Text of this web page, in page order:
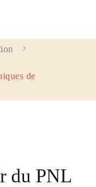
de
du PNL